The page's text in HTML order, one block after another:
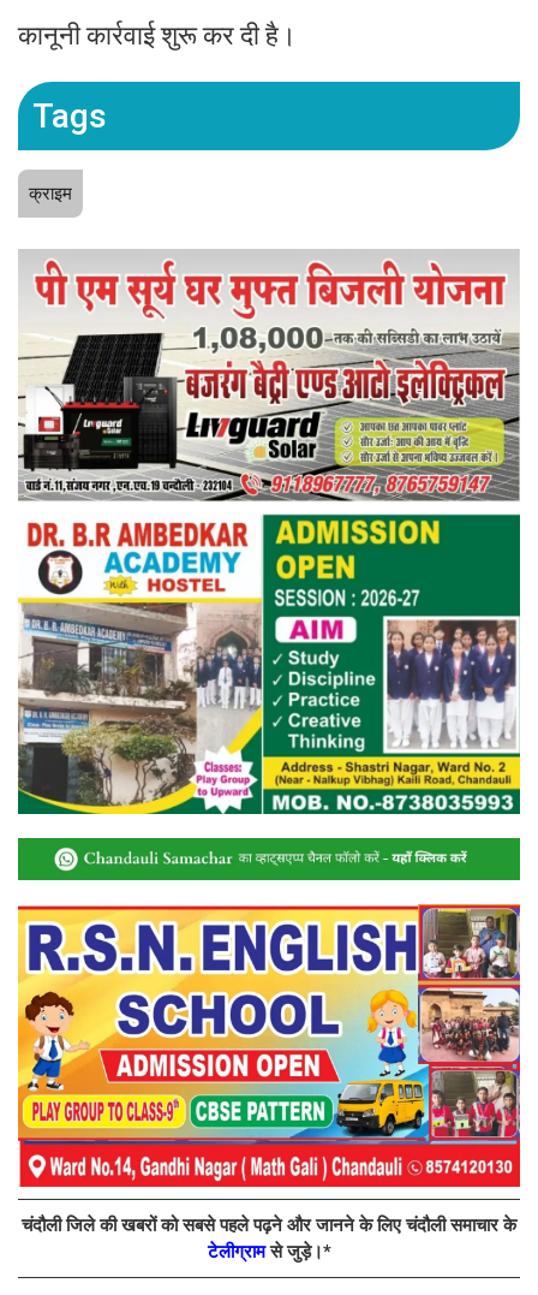
कानूनी कार्रवाई शुरू कर दी है।
Tags
क्राइम
चंदौली जिले की खबरों को सबसे पहले पढ़ने और जानने के लिए चंदौली समाचार के
टेलीग्रामसे जुड़े।*